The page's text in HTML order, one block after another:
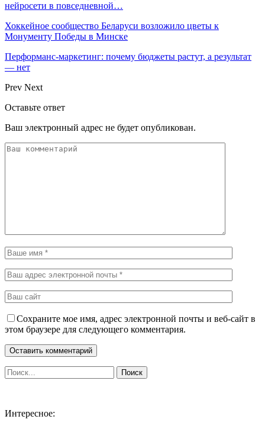
нейросети в повседневной…
Хоккейное сообщество Беларуси возложило цветы к
Монументу Победы в Минске
Перформанс-маркетинг: почему бюджеты растут, а результат
— нет
Prev Next
Оставьте ответ
Ваш электронный адрес не будет опубликован.
Сохраните мое имя, адрес электронной почты и веб-сайт в
этом браузере для следующего комментария.
Интересное: